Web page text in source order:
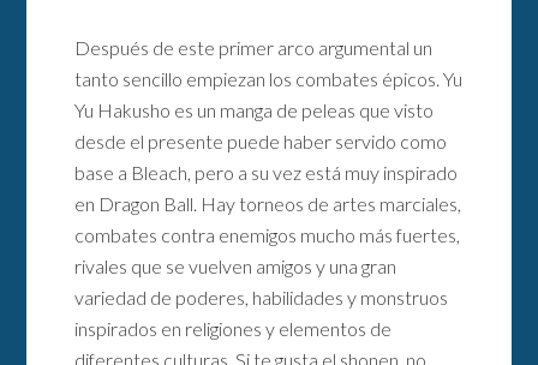
Después de este primer arco argumental un
tanto sencillo empiezan los combates épicos. Yu
Yu Hakusho es un manga de peleas que visto
desde el presente puede haber servido como
base a Bleach, pero a su vez está muy inspirado
en Dragon Ball. Hay torneos de artes marciales,
combates contra enemigos mucho más fuertes,
rivales que se vuelven amigos y una gran
variedad de poderes, habilidades y monstruos
inspirados en religiones y elementos de
diferentes culturas. Si te gusta el shonen, no